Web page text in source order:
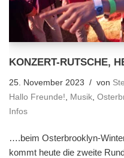
KONZERT-RUTSCHE,
25. November 2023 von
Hallo Freunde!, Musik,
Infos
….beim Osterbrooklyn-
kommt heute die zweite